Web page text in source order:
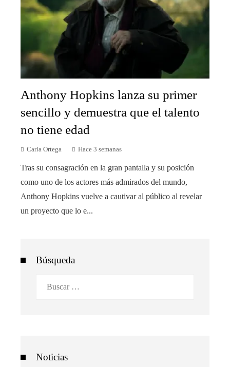
Anthony Hopkins lanza su primer
sencillo y demuestra que el talento
no tiene edad
Carla Ortega Hace 3 semanas
Tras su consagración en la gran pantalla y su posición
como uno de los actores más admirados del mundo,
Anthony Hopkins vuelve a cautivar al público al revelar
un proyecto que lo e...
Búsqueda
Noticias